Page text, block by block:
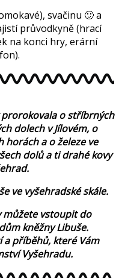
svačinu 🙂 a
průvodkyně (hrací
na konci hry, erární
prorokovala o stříbrných
dolech v Jílovém, o
horách a o železe ve
dolů a ti drahé kovy
ve vyšehradské skále.
můžete vstoupit do
kněžny Libuše.
a příběhů, které Vám
Vyšehradu.